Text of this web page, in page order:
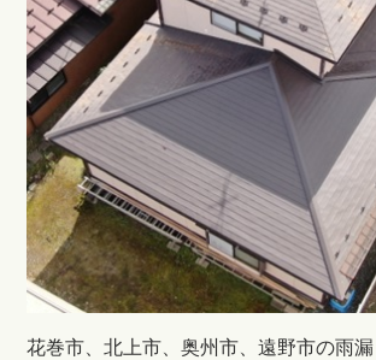
花巻市、北上市、奥州市、遠野市の雨